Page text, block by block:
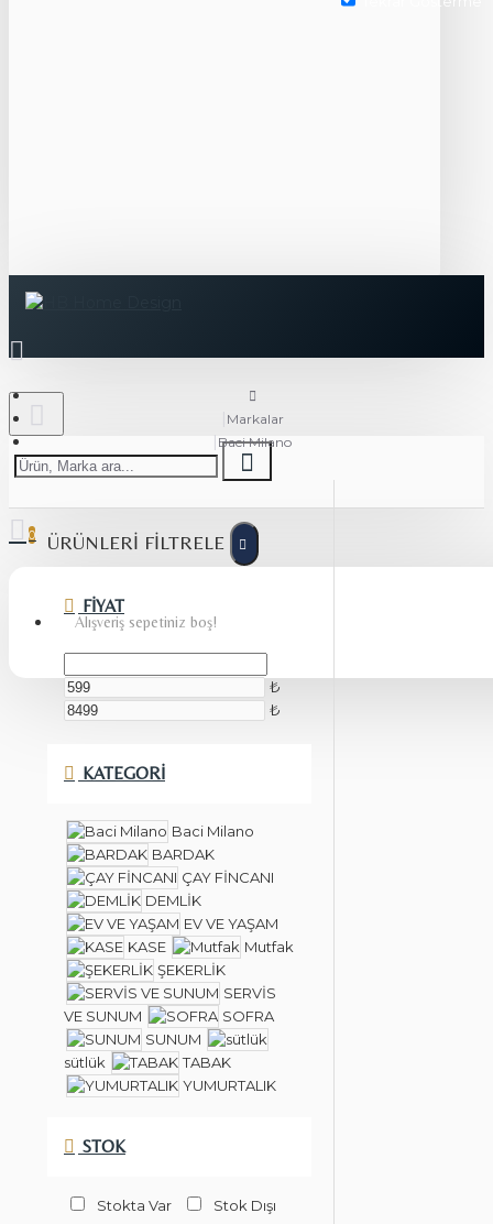
0
Alışveriş sepetiniz boş!
Markalar
Baci Milano
ÜRÜNLERI FILTRELE
FIYAT
₺
₺
KATEGORI
Baci Milano
BARDAK
ÇAY FİNCANI
DEMLİK
EV VE YAŞAM
KASE
Mutfak
ŞEKERLİK
SERVİS
VE SUNUM
SOFRA
SUNUM
sütlük
TABAK
YUMURTALIK
STOK
Stokta Var Stok Dışı